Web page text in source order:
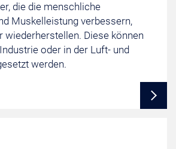
die die menschliche
Muskelleistung verbessern,
wiederherstellen. Diese können
oder in der Luft- und
werden.